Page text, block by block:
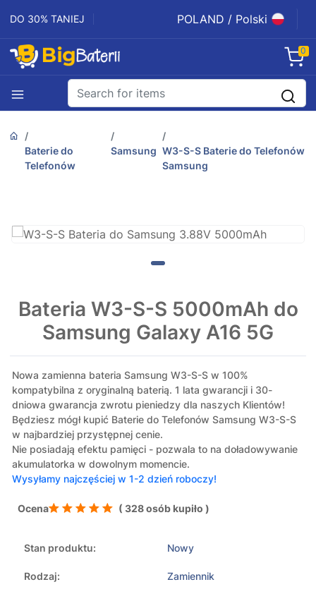
DO 30% TANIEJ POLAND / Polski
0
Baterie do
Telefonów
Samsung W3-S-S Baterie do Telefonów
Samsung
Bateria W3-S-S 5000mAh do
Samsung Galaxy A16 5G
Nowa zamienna bateria Samsung W3-S-S w 100%
kompatybilna z oryginalną baterią. 1 lata gwarancji i 30-
dniowa gwarancja zwrotu pieniedzy dla naszych Klientów!
Będziesz mógł kupić Baterie do Telefonów Samsung W3-S-S
w najbardziej przystępnej cenie.
Nie posiadają efektu pamięci - pozwala to na doładowywanie
akumulatorka w dowolnym momencie.
Wysyłamy najczęściej w 1-2 dzień roboczy!
Ocena ( 328 osób kupiło )
Stan produktu: Nowy
Rodzaj: Zamiennik